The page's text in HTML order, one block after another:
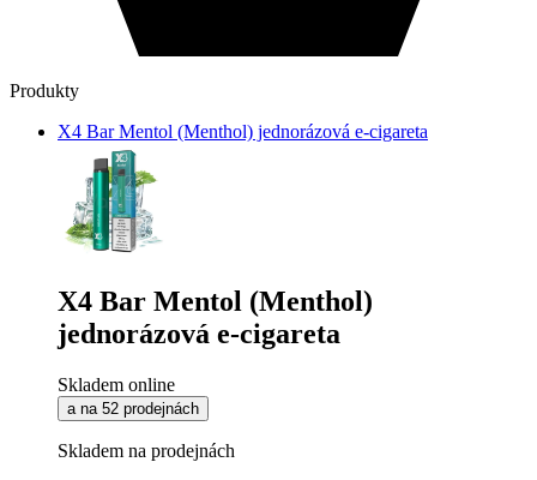
Produkty
X4 Bar Mentol (Menthol) jednorázová e-cigareta
X4 Bar Mentol (Menthol)
jednorázová e-cigareta
Skladem online
a na 52 prodejnách
Skladem na prodejnách